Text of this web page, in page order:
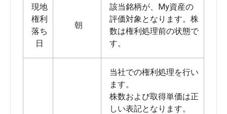
現地
権利
落ち
日
朝
該当銘柄が、My資産の
評価対象となります。株
数は権利処理前の状態で
す。
当社での権利処理を行い
ます。
株数および取得単価は正
しい表記となります。